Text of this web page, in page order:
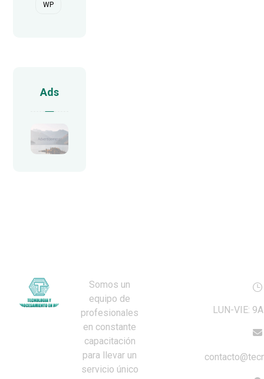
WP
Ads
Somos un
equipo de
profesionales
en constante
capacitación
para llevar un
servicio único
LUN-VIE: